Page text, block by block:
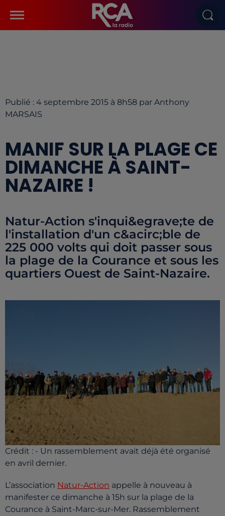
Publié : 4 septembre 2015 à 8h58 par Anthony
MARSAIS
MANIF SUR LA PLAGE CE
DIMANCHE À SAINT-
NAZAIRE !
Natur-Action s'inqui&egrave;te de
l'installation d'un c&acirc;ble de
225 000 volts qui doit passer sous
la plage de la Courance et sous les
Crédit : - Un rassemblement avait déjà été organisé
en avril dernier.
L’association Natur-Action appelle à nouveau à
manifester ce dimanche à 15h sur la plage de la
Courance à Saint-Marc-sur-Mer. Rassemblement